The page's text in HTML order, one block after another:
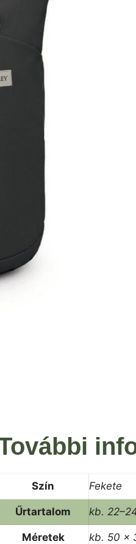
Szín Fekete
Űrtartalom kb.
Méretek kb. 50 ×